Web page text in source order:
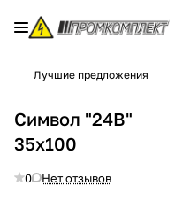
Лучшие предложения
Символ "24В"
35х100
0 Нет отзывов